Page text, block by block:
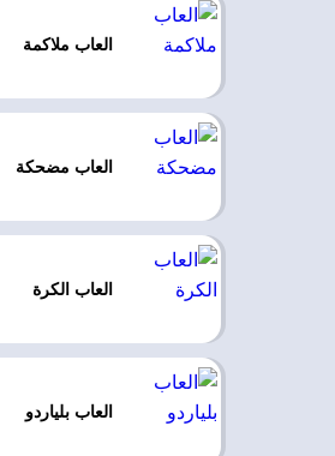
العاب ملاكمة
العاب مضحكة
العاب الكرة
العاب بلياردو